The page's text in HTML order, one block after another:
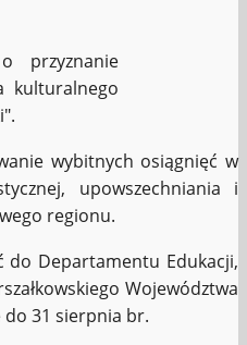
przyznanie
kulturalnego
wybitnych osiągnięć w
upowszechniania i
regionu.
do Departamentu Edukacji,
Województwa
do 31 sierpnia br.